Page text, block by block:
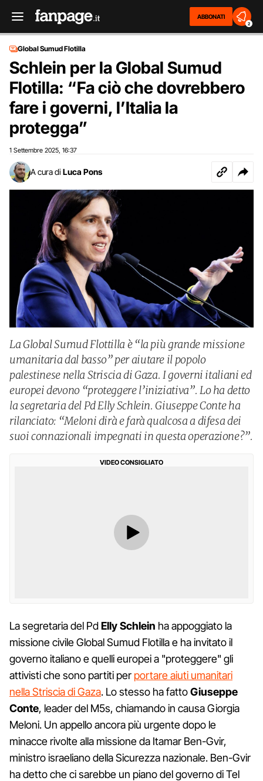
ABBONATI
2
Global Sumud Flotilla
Schlein per la Global Sumud
Flotilla: “Fa ciò che dovrebbero
fare i governi, l’Italia la
protegga”
1 Settembre 2025 16:37
A cura di Luca Pons
La Global Sumud Flottilla è “la più grande missione
umanitaria dal basso” per aiutare il popolo
palestinese nella Striscia di Gaza. I governi italiani ed
europei devono “proteggere l’iniziativa”. Lo ha detto
la segretaria del Pd Elly Schlein. Giuseppe Conte ha
rilanciato: “Meloni dirà e farà qualcosa a difesa dei
suoi connazionali impegnati in questa operazione?”.
VIDEO CONSIGLIATO
La segretaria del PdElly Schlein ha appoggiato la
missione civile Global Sumud Flotilla e ha invitato il
governo italiano e quelli europei a "proteggere" gli
attivisti che sono partiti per portare aiuti umanitari
nella Striscia di Gaza. Lo stesso ha fattoGiuseppe
Conte, leader del M5s, chiamando in causa Giorgia
Meloni. Un appello ancora più urgente dopo le
minacce rivolte alla missione da Itamar Ben-Gvir,
ministro israeliano della Sicurezza nazionale. Ben-Gvir
ha detto che ci sarebbe un piano del governo di Tel